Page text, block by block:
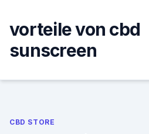
content
vorteile von cbd
sunscreen
CBD STORE